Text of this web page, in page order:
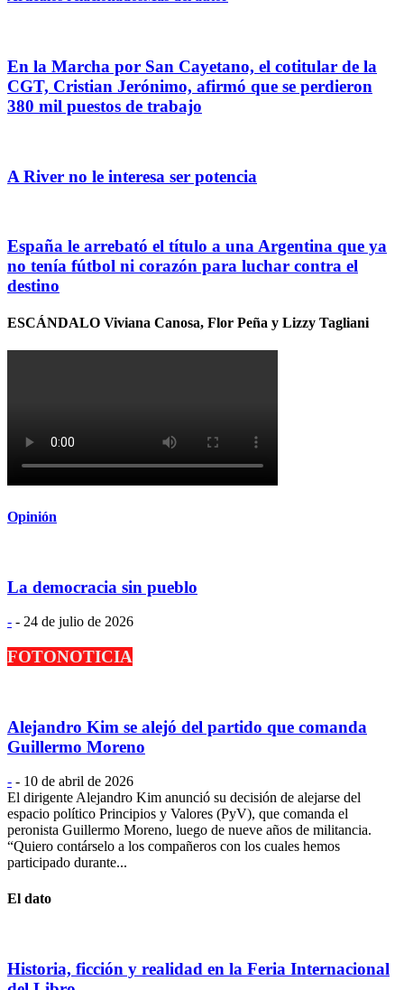
En la Marcha por San Cayetano, el cotitular de la
CGT, Cristian Jerónimo, afirmó que se perdieron
380 mil puestos de trabajo
A River no le interesa ser potencia
España le arrebató el título a una Argentina que ya
no tenía fútbol ni corazón para luchar contra el
destino
ESCÁNDALO Viviana Canosa, Flor Peña y Lizzy Tagliani
Opinión
La democracia sin pueblo
- - 24 de julio de 2026
FOTONOTICIA
Alejandro Kim se alejó del partido que comanda
Guillermo Moreno
- - 10 de abril de 2026
El dirigente Alejandro Kim anunció su decisión de alejarse del
espacio político Principios y Valores (PyV), que comanda el
peronista Guillermo Moreno, luego de nueve años de militancia.
“Quiero contárselo a los compañeros con los cuales hemos
participado durante...
El dato
Historia, ficción y realidad en la Feria Internacional